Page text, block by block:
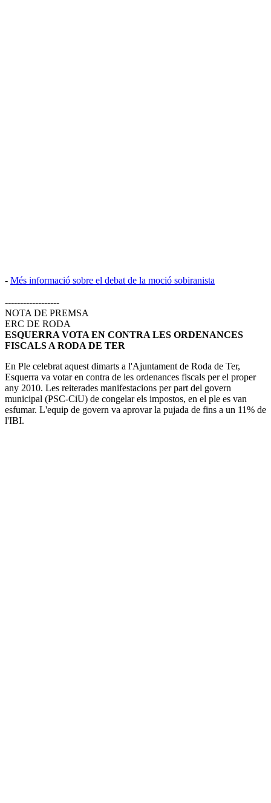
- Més informació sobre el debat de la moció sobiranista
------------------
NOTA DE PREMSA
ERC DE RODA
ESQUERRA VOTA EN CONTRA LES ORDENANCES
FISCALS A RODA DE TER
En Ple celebrat aquest dimarts a l'Ajuntament de Roda de Ter,
Esquerra va votar en contra de les ordenances fiscals per el proper
any 2010. Les reiterades manifestacions per part del govern
municipal (PSC-CiU) de congelar els impostos, en el ple es van
esfumar. L'equip de govern va aprovar la pujada de fins a un 11% de
l'IBI.